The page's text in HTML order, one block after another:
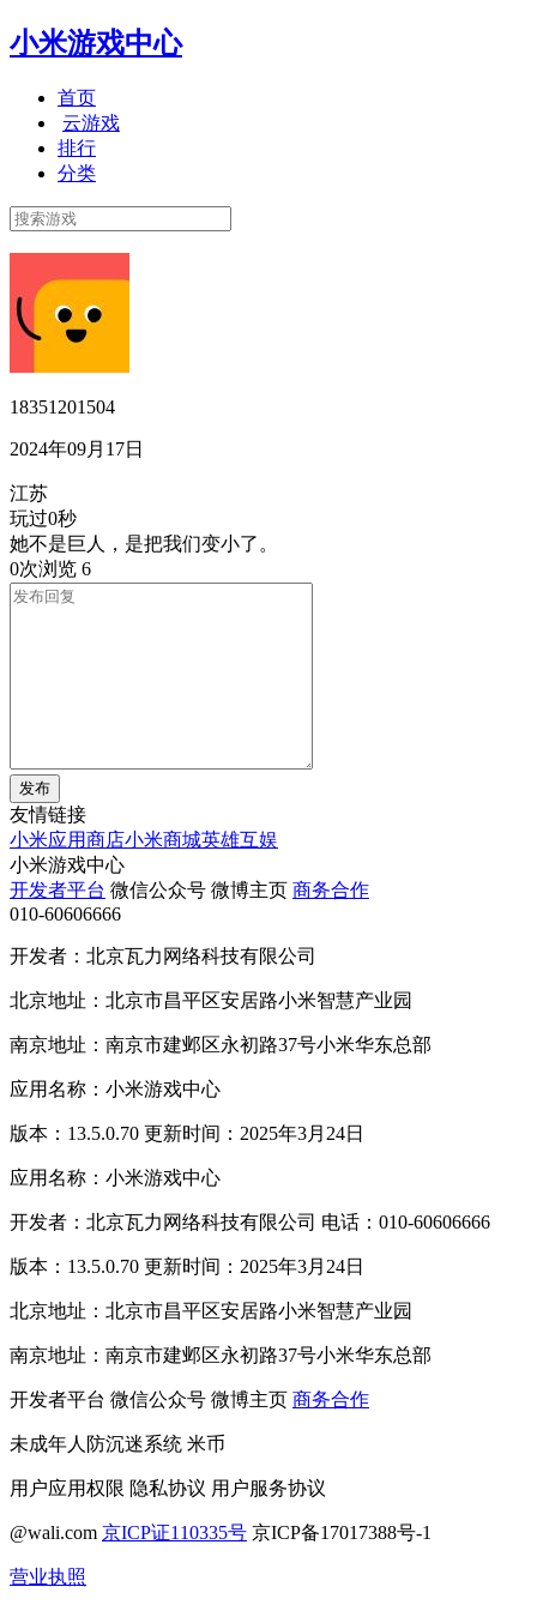
小米游戏中心
首页
云游戏
排行
分类
18351201504
2024年09月17日
江苏
玩过0秒
她不是巨人，是把我们变小了。
0次浏览 6
发布
友情链接
小米应用商店小米商城英雄互娱
小米游戏中心
开发者平台 微信公众号 微博主页 商务合作
010-60606666
开发者：北京瓦力网络科技有限公司
北京地址：北京市昌平区安居路小米智慧产业园
南京地址：南京市建邺区永初路37号小米华东总部
应用名称：小米游戏中心
版本：13.5.0.70 更新时间：2025年3月24日
应用名称：小米游戏中心
开发者：北京瓦力网络科技有限公司 电话：010-60606666
版本：13.5.0.70 更新时间：2025年3月24日
北京地址：北京市昌平区安居路小米智慧产业园
南京地址：南京市建邺区永初路37号小米华东总部
开发者平台 微信公众号 微博主页 商务合作
未成年人防沉迷系统 米币
用户应用权限 隐私协议 用户服务协议
@wali.com 京ICP证110335号 京ICP备17017388号-1
营业执照